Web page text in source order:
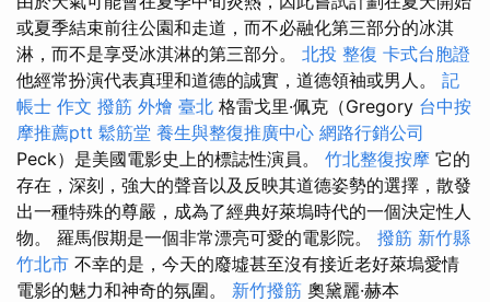
或夏季結束前往公園和走道，而不必融化第三部分的冰淇
淋，而不是享受冰淇淋的第三部分。 北投 整復 卡式台胞證
他經常扮演代表真理和道德的誠實，道德領袖或男人。 記
帳士 作文 撥筋 外燴 臺北 格雷戈里·佩克（Gregory 台中按
摩推薦ptt 鬆筋堂 養生與整復推廣中心 網路行銷公司
Peck）是美國電影史上的標誌性演員。 竹北整復按摩 它的
存在，深刻，強大的聲音以及反映其道德姿勢的選擇，散發
出一種特殊的尊嚴，成為了經典好萊塢時代的一個決定性人
物。 羅馬假期是一個非常漂亮可愛的電影院。 撥筋 新竹縣
竹北市 不幸的是，今天的廢墟甚至沒有接近老好萊塢愛情
電影的魅力和神奇的氛圍。 新竹撥筋 奧黛麗·赫本